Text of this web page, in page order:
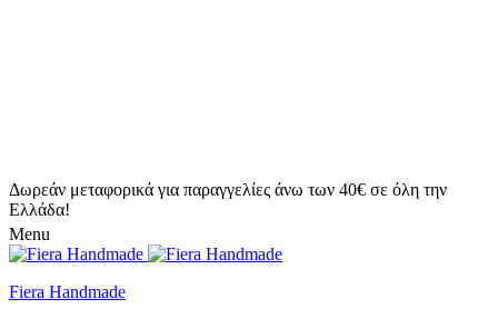
Δωρεάν μεταφορικά για παραγγελίες άνω των 40€ σε όλη την
Ελλάδα!
Menu
Fiera Handmade